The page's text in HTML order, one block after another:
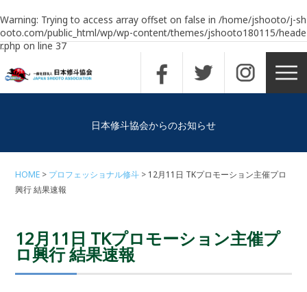
Warning: Trying to access array offset on false in /home/jshooto/j-sh
ooto.com/public_html/wp/wp-content/themes/jshooto180115/heade
r.phpon line37
日本修斗協会からのお知らせ
HOME プロフェッショナル修斗
12月11日 TKプロモーション主催プロ
興行 結果速報
12月11日 TKプロモーション主催プ
ロ興行 結果速報